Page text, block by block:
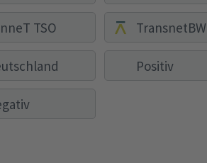
TSO TransnetBW
Positiv